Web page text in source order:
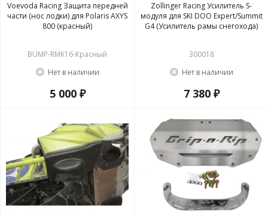
Voevoda Racing Защита передней
части (нос лодки) для Polaris AXYS
800 (красный)
BUMP-RMK16-Красный
Нет в наличии
5 000 ₽
Zollinger Racing Усилитель S-
модуля для SKI DOO Expert/Summit
G4 (Усилитель рамы снегохода)
300018
Нет в наличии
7 380 ₽